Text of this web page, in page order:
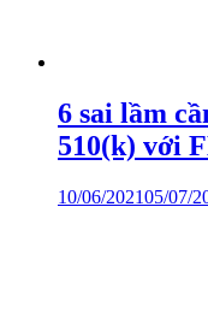
6 sai lầm
510(k) với
10/06/202105/07/